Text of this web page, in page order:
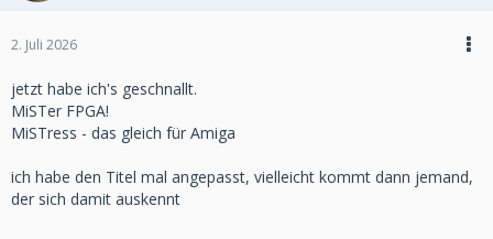
2. Juli 2026
jetzt habe ich's geschnallt.
MiSTer FPGA!
MiSTress - das gleich für Amiga
ich habe den Titel mal angepasst, vielleicht kommt dann jemand,
der sich damit auskennt